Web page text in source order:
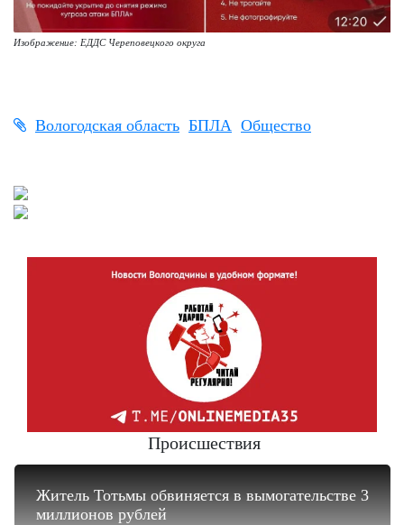
Изображение: ЕДДС Череповецкого округа
Вологодская область БПЛА Общество
Происшествия
Житель Тотьмы обвиняется в вымогательстве 3
миллионов рублей